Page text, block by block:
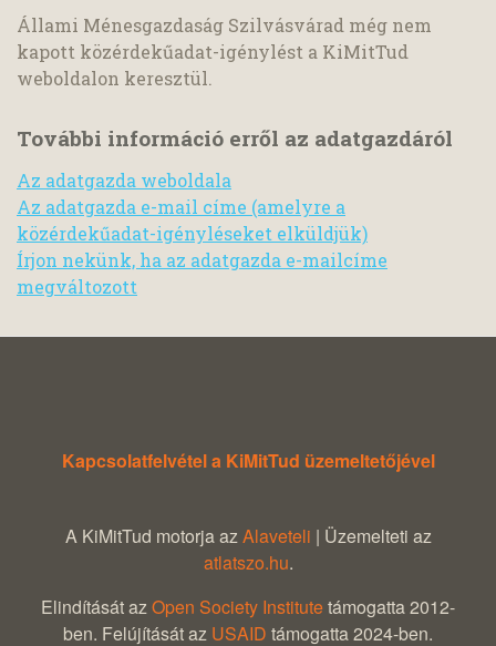
Állami Ménesgazdaság Szilvásvárad még nem
kapott közérdekűadat-igénylést a KiMitTud
weboldalon keresztül.
További információ erről az adatgazdáról
Az adatgazda weboldala
Az adatgazda e-mail címe (amelyre a
közérdekűadat-igényléseket elküldjük)
Írjon nekünk, ha az adatgazda e-mailcíme
megváltozott
Kapcsolatfelvétel a KiMitTud üzemeltetőjével
A KiMitTud motorja azAlaveteli | Üzemelteti az
atlatszo.hu.
Elindítását azOpen Society Institutetámogatta 2012-
ben. Felújítását az USAID támogatta 2024-ben.